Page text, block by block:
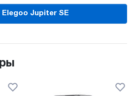
Elegoo Jupiter SE